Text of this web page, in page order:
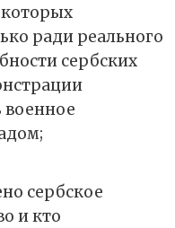
ради реального
сербских
военное
сербское
и кто